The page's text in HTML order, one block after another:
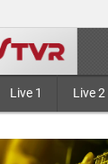
Live 1 Live 2